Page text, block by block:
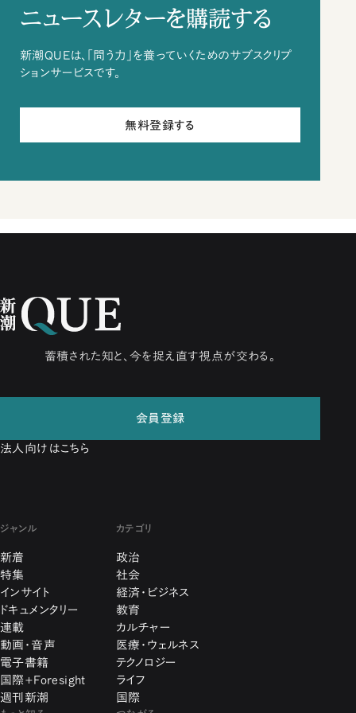
ニュースレターを購読する
新潮QUEは、「問う力」を養っていくためのサブスクリプ
ションサービスです。
無料登録する
蓄積された知と、今を捉え直す視点が交わる。
会員登録
法人向けはこちら
ジャンル
新着
特集
インサイト
ドキュメンタリー
連載
動画・音声
電子書籍
国際+Foresight
週刊新潮
カテゴリ
政治
社会
経済・ビジネス
教育
カルチャー
医療・ウェルネス
テクノロジー
ライフ
国際